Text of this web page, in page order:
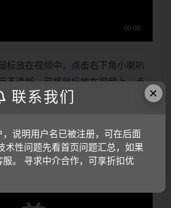
标放在视频中，点击右下角小喇叭
不清晰，可将鼠标放在视频上，点
更高清”
×
联系我们
说明用户名已被注册，可在后面
术性问题先看首页问题汇总，如果
服。 寻求中介合作，可享折扣优